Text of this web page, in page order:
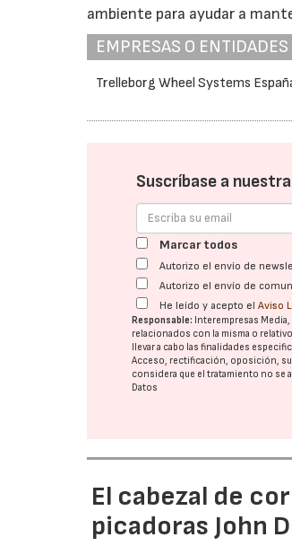
ambiente para ayudar a
EMPRESAS O
Trelleborg Wheel Systems
Suscríbase a
Marcar todos
Autorizo el envío de
Autorizo el envío de
He leído y acepto elAviso
Responsable: Interempresas Media,
relacionados con la misma o
llevar a cabo las finalidades
Acceso, rectificación, oposición,
considera que el tratamiento no se
Datos
El cabezal de
picadoras John